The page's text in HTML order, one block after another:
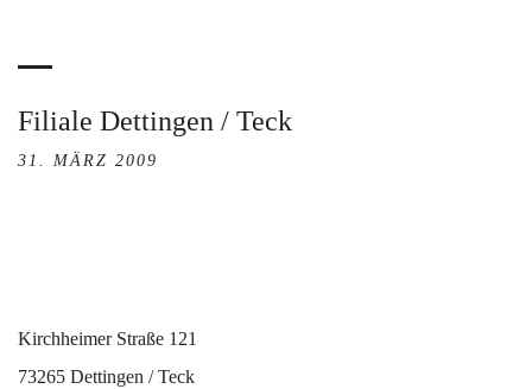
Filiale Dettingen / Teck
31. MÄRZ 2009
Kirchheimer Straße 121
73265 Dettingen / Teck